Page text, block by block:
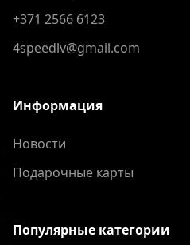
+371 2566 6123
4speedlv@gmail.com
Информация
Новости
Подарочные карты
Популярные категории